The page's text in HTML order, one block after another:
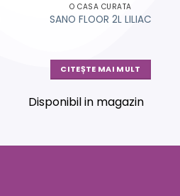
O CASA CURATA
SANO FLOOR 2L LILIAC
CITEȘTE MAI MULT
Disponibil in magazin